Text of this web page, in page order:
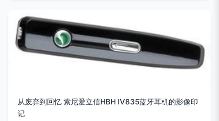
从废弃到回忆 索尼爱立信HBH IV835蓝牙耳机的影像印
记